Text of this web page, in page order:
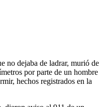
no dejaba de ladrar, murió de
por parte de un hombre
hechos registrados en la